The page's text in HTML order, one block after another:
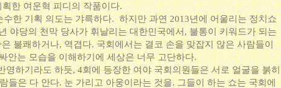
획한 여운혁 피디의 작품이다.
한 기획 의도는 갸륵하다. 하지만 과연 2013년에 어울리는 정치쇼
야당의 천막 당사가 휘날리는 대한민국에서, 불통이 키워드가 되는
불쾌하거나, 역겹다. 국회에서는 결코 손을 맞잡지 않은 사람들이
안는 모습을 이해하기에 세상은 너무 고단하다.
영하기라도 하듯, 4회에 등장한 여야 국회의원들은 서로 얼굴을 붉히
들은 다 안다. 눈 가리고 아웅이라는 것을. 그들이 하는 쇼는 국회에